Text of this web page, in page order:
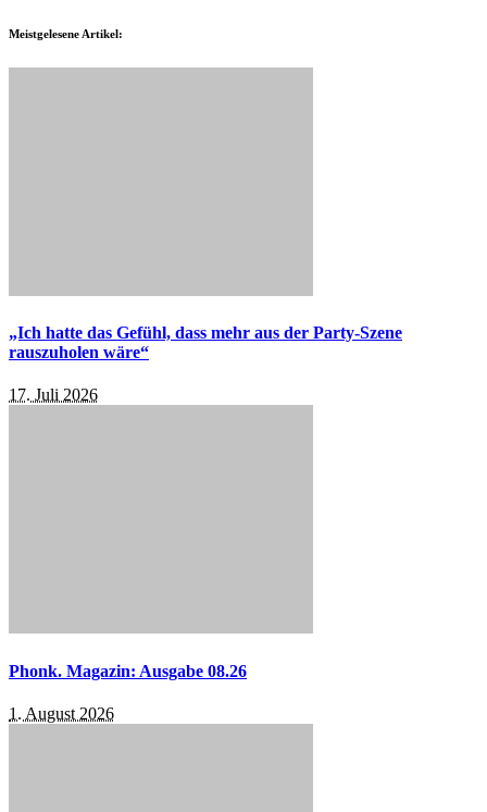
Meistgelesene Artikel:
„Ich hatte das Gefühl, dass mehr aus der Party-Szene
rauszuholen wäre“
17. Juli 2026
Phonk. Magazin: Ausgabe 08.26
1. August 2026